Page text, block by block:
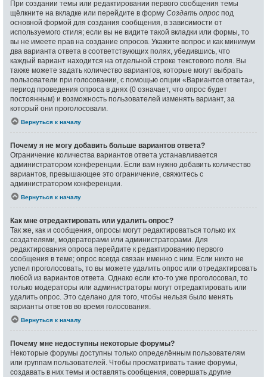
При создании темы или редактировании первого сообщения темы
щёлкните на вкладке или перейдите в форму Создать опрос под
основной формой для создания сообщения, в зависимости от
используемого стиля; если вы не видите такой вкладки или формы, то
вы не имеете прав на создание опросов. Укажите вопрос и как минимум
два варианта ответа в соответствующих полях, убедившись, что
каждый вариант находится на отдельной строке текстового поля. Вы
также можете задать количество вариантов, которые могут выбрать
пользователи при голосовании, с помощью опции «Вариантов ответа»,
период проведения опроса в днях (0 означает, что опрос будет
постоянным) и возможность пользователей изменять вариант, за
который они проголосовали.
Вернуться к началу
Почему я не могу добавить больше вариантов ответа?
Ограничение количества вариантов ответа устанавливается
администратором конференции. Если вам нужно добавить количество
вариантов, превышающее это ограничение, свяжитесь с
администратором конференции.
Вернуться к началу
Как мне отредактировать или удалить опрос?
Так же, как и сообщения, опросы могут редактироваться только их
создателями, модераторами или администраторами. Для
редактирования опроса перейдите к редактированию первого
сообщения в теме; опрос всегда связан именно с ним. Если никто не
успел проголосовать, то вы можете удалить опрос или отредактировать
любой из вариантов ответа. Однако если кто-то уже проголосовал, то
только модераторы или администраторы могут отредактировать или
удалить опрос. Это сделано для того, чтобы нельзя было менять
варианты ответов во время голосования.
Вернуться к началу
Почему мне недоступны некоторые форумы?
Некоторые форумы доступны только определённым пользователям
или группам пользователей. Чтобы просматривать такие форумы,
создавать в них темы и оставлять сообщения, совершать другие